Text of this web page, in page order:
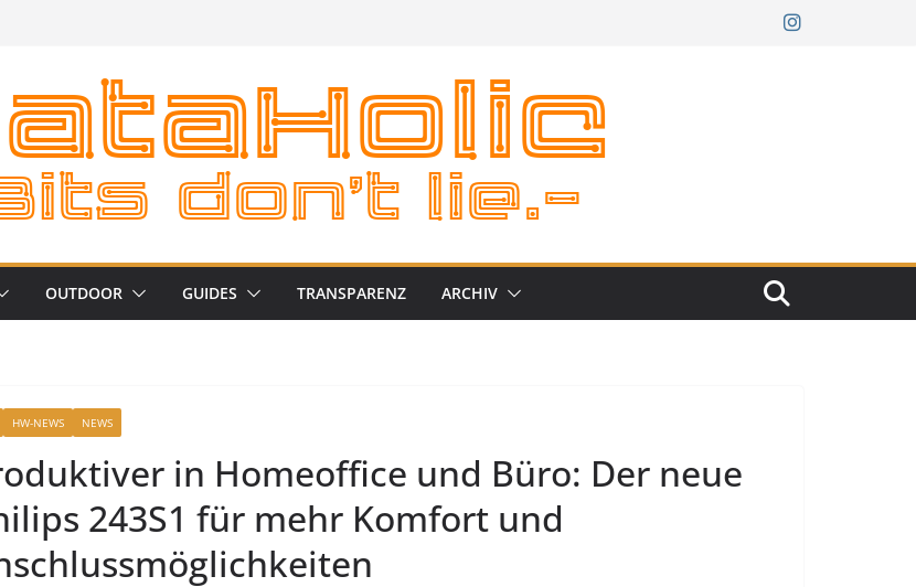
OUTDOOR GUIDES TRANSPARENZ ARCHIV
HW-NEWS NEWS
in Homeoffice und Büro: Der neue
243S1 für mehr Komfort und